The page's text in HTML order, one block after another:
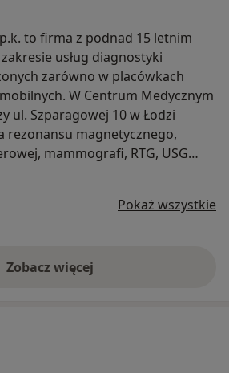
to firma z podnad 15 letnim
usług diagnostyki
zarówno w placówkach
W Centrum Medycznym
ul. Szparagowej 10 w Łodzi
rezonansu magnetycznego,
mammografi, RTG, USG
również flotą
badania w technologii
Pokaż wszystkie
Zobacz więcej